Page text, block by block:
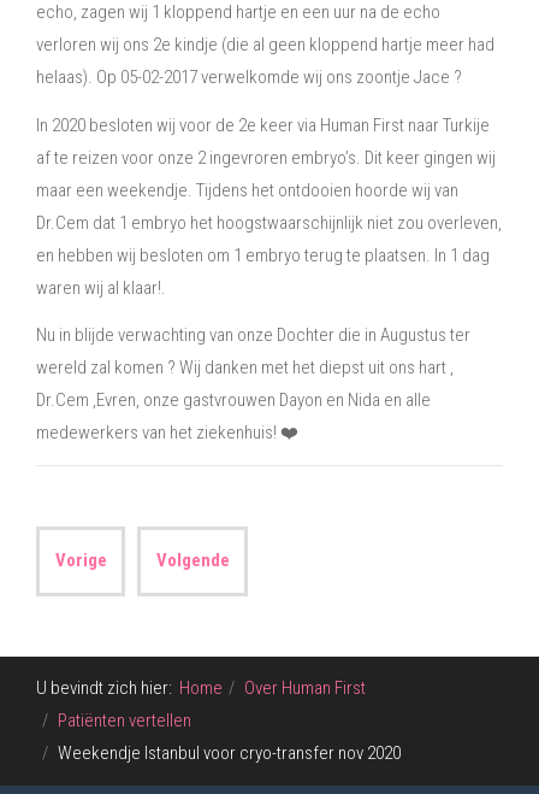
echo, zagen wij 1 kloppend hartje en een uur na de echo
verloren wij ons 2e kindje (die al geen kloppend hartje meer had
helaas). Op 05-02-2017 verwelkomde wij ons zoontje Jace ?
In 2020 besloten wij voor de 2e keer via Human First naar Turkije
af te reizen voor onze 2 ingevroren embryo’s. Dit keer gingen wij
maar een weekendje. Tijdens het ontdooien hoorde wij van
Dr.Cem dat 1 embryo het hoogstwaarschijnlijk niet zou overleven,
en hebben wij besloten om 1 embryo terug te plaatsen. In 1 dag
waren wij al klaar!.
Nu in blijde verwachting van onze Dochter die in Augustus ter
wereld zal komen ? Wij danken met het diepst uit ons hart ,
Dr.Cem ,Evren, onze gastvrouwen Dayon en Nida en alle
medewerkers van het ziekenhuis! ❤️
Vorige Volgende
U bevindt zich hier: Home
Over Human First
Patiënten vertellen
Weekendje Istanbul voor cryo-transfer nov 2020